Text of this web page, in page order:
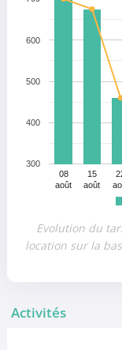
08
août
15
août
300
400
500
600
Evolution du
location sur la
Activités